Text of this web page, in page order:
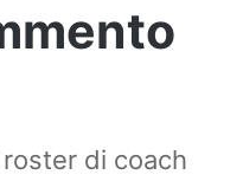
di coach